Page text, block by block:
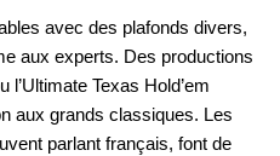
avec des plafonds divers,
aux experts. Des productions
Texas Hold’em
aux grands classiques. Les
parlant français, font de